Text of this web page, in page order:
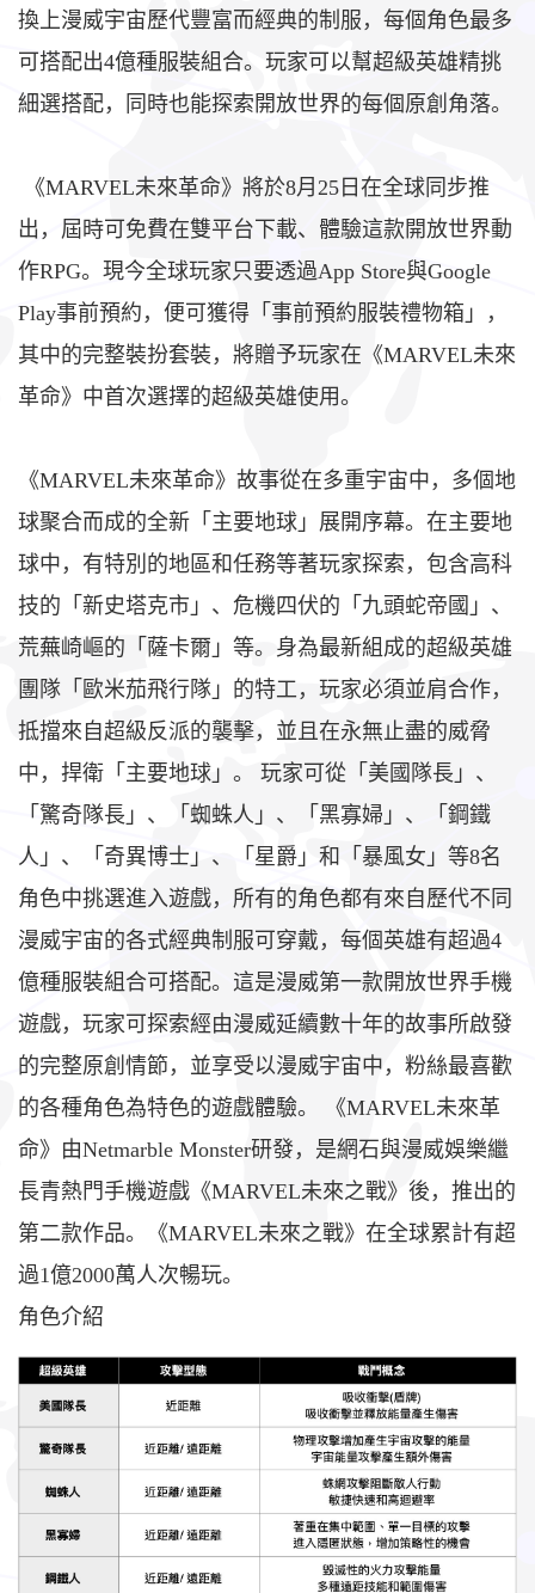
換上漫威宇宙歷代豐富而經典的制服，每個角色最多
可搭配出4億種服裝組合。玩家可以幫超級英雄精挑
細選搭配，同時也能探索開放世界的每個原創角落。
《MARVEL未來革命》將於8月25日在全球同步推
出，屆時可免費在雙平台下載、體驗這款開放世界動
作RPG。現今全球玩家只要透過App Store與Google
Play事前預約，便可獲得「事前預約服裝禮物箱」，
其中的完整裝扮套裝，將贈予玩家在《MARVEL未來
革命》中首次選擇的超級英雄使用。
《MARVEL未來革命》故事從在多重宇宙中，多個地
球聚合而成的全新「主要地球」展開序幕。在主要地
球中，有特別的地區和任務等著玩家探索，包含高科
技的「新史塔克市」、危機四伏的「九頭蛇帝國」、
荒蕪崎嶇的「薩卡爾」等。身為最新組成的超級英雄
團隊「歐米茄飛行隊」的特工，玩家必須並肩合作，
抵擋來自超級反派的襲擊，並且在永無止盡的威脅
中，捍衛「主要地球」。 玩家可從「美國隊長」、
「驚奇隊長」、「蜘蛛人」、「黑寡婦」、「鋼鐵
人」、「奇異博士」、「星爵」和「暴風女」等8名
角色中挑選進入遊戲，所有的角色都有來自歷代不同
漫威宇宙的各式經典制服可穿戴，每個英雄有超過4
億種服裝組合可搭配。這是漫威第一款開放世界手機
遊戲，玩家可探索經由漫威延續數十年的故事所啟發
的完整原創情節，並享受以漫威宇宙中，粉絲最喜歡
的各種角色為特色的遊戲體驗。 《MARVEL未來革
命》由Netmarble Monster研發，是網石與漫威娛樂繼
長青熱門手機遊戲《MARVEL未來之戰》後，推出的
第二款作品。《MARVEL未來之戰》在全球累計有超
過1億2000萬人次暢玩。
角色介紹